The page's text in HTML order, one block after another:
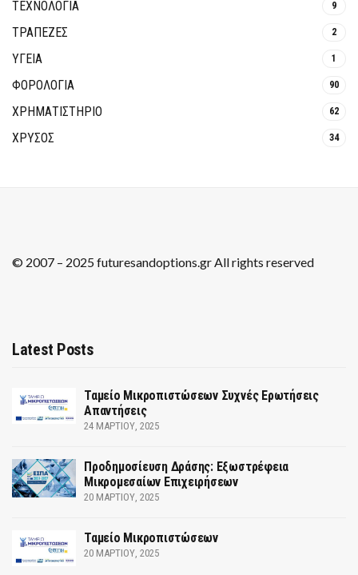
ΤΕΧΝΟΛΟΓΙΑ 9
ΤΡΆΠΕΖΕΣ 2
ΥΓΕΙΑ 1
ΦΟΡΟΛΟΓΙΑ 90
ΧΡΗΜΑΤΙΣΤΗΡΙΟ 62
ΧΡΥΣΟΣ 34
© 2007 – 2025 futuresandoptions.gr All rights reserved
Latest Posts
Ταμείο Μικροπιστώσεων Συχνές Ερωτήσεις
Απαντήσεις
24 ΜΑΡΤΊΟΥ, 2025
Προδημοσίευση Δράσης: Εξωστρέφεια
Μικρομεσαίων Επιχειρήσεων
20 ΜΑΡΤΊΟΥ, 2025
Ταμείο Μικροπιστώσεων
20 ΜΑΡΤΊΟΥ, 2025